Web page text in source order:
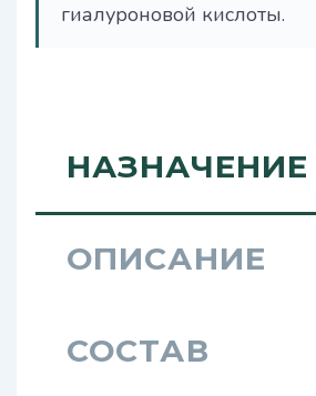
гиалуроновой кислоты.
НАЗНАЧЕНИЕ
ОПИСАНИЕ
СОСТАВ